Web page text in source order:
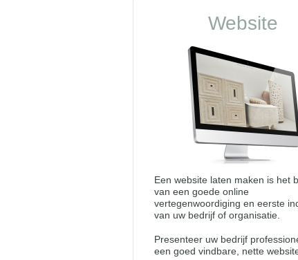
Website
Een website laten maken is het
van een goede online
vertegenwoordiging en eerste
van uw bedrijf of organisatie.
Presenteer uw bedrijf
een goed vindbare, nette